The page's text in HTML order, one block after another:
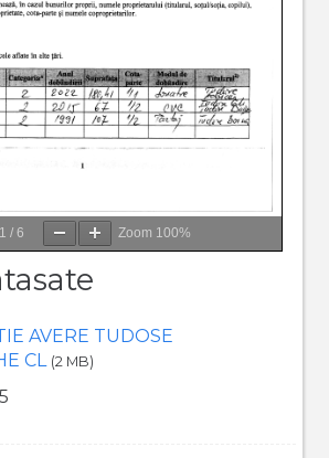
1 / 6 Zoom 100%
AVERE TUDOSE
CL (2 MB)